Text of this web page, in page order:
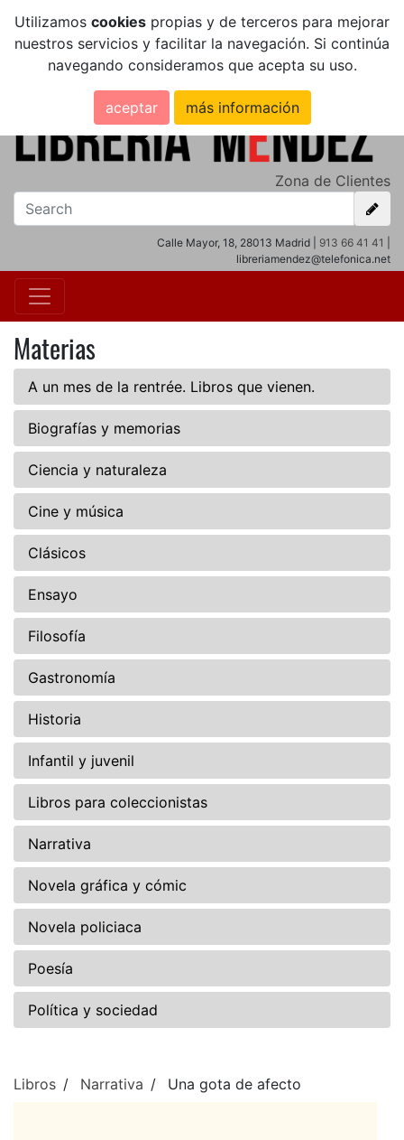
Utilizamos cookies propias y de terceros para mejorar
nuestros servicios y facilitar la navegación. Si continúa
navegando consideramos que acepta su uso.
aceptar más información
Zona de Clientes
Calle Mayor, 18, 28013 Madrid | 913 66 41 41
libreriamendez@telefonica.net
Materias
A un mes de la rentrée. Libros que vienen.
Biografías y memorias
Ciencia y naturaleza
Cine y música
Clásicos
Ensayo
Filosofía
Gastronomía
Historia
Infantil y juvenil
Libros para coleccionistas
Narrativa
Novela gráfica y cómic
Novela policiaca
Poesía
Política y sociedad
Libros Narrativa Una gota de afecto